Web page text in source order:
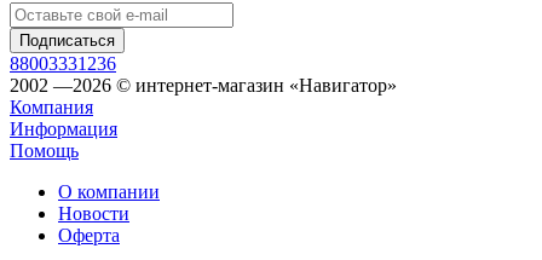
88003331236
2002 —2026 © интернет-магазин «Навигатор»
Компания
Информация
Помощь
О компании
Новости
Оферта